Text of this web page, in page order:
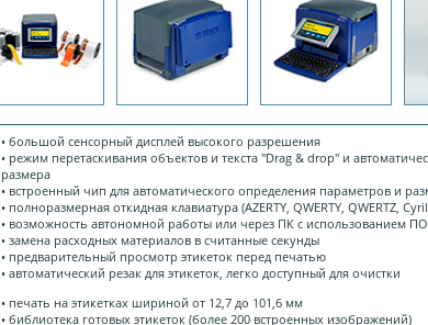
• большой сенсорный дисплей высокого разрешения
• режим перетаскивания объектов и текста "Drag & drop" и
размера
• встроенный чип для автоматического определения параметров и
• полноразмерная откидная клавиатура (AZERTY, QWERTY, QWERTZ,
• возможность автономной работы или через ПК с использованием
• замена расходных материалов в считанные секунды
• предварительный просмотр этикеток перед печатью
• автоматический резак для этикеток, легко доступный для очистки
• печать на этикетках шириной от 12,7 до 101,6 мм
• библиотека готовых этикеток (более 200 встроенных изображений)